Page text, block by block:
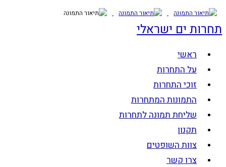
Skip
content
תחרות ים ישראלי
ראשי
על התחרות
זוכי התחרות
התמונות המתחרות
שליחת תמונה לתחרות
תקנון
צוות השופטים
צרו קשר